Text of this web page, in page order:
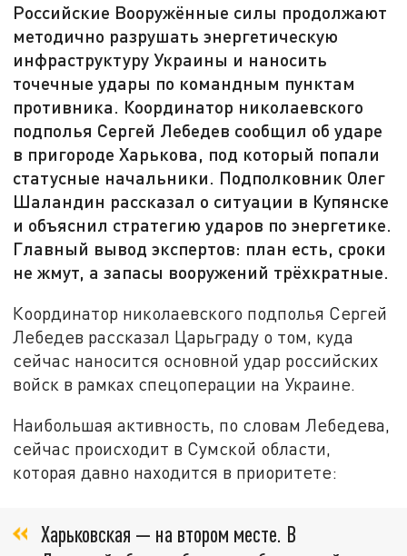
Российские Вооружённые силы продолжают
методично разрушать энергетическую
инфраструктуру Украины и наносить
точечные удары по командным пунктам
противника. Координатор николаевского
подполья Сергей Лебедев сообщил об ударе
в пригороде Харькова, под который попали
статусные начальники. Подполковник Олег
Шаландин рассказал о ситуации в Купянске
и объяснил стратегию ударов по энергетике.
Главный вывод экспертов: план есть, сроки
не жмут, а запасы вооружений трёхкратные.
Координатор николаевского подполья Сергей
Лебедев рассказал Царьграду о том, куда
сейчас наносится основной удар российских
войск в рамках спецоперации на Украине.
Наибольшая активность, по словам Лебедева,
сейчас происходит в Сумской области,
которая давно находится в приоритете:
Харьковская — на втором месте. В